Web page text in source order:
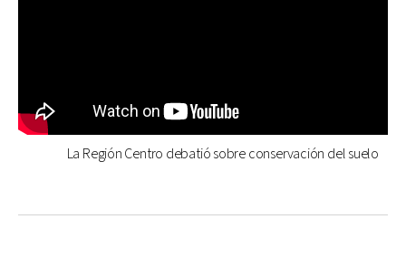
La Región Centro debatió sobre conservación del suelo